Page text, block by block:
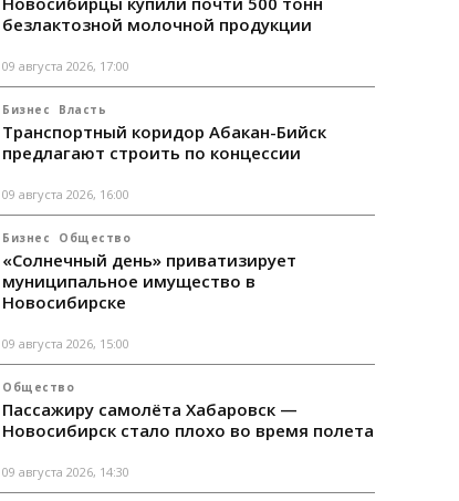
безлактозной молочной продукции
09 августа 2026, 17:00
Бизнес Власть
Транспортный коридор Абакан-Бийск
предлагают строить по концессии
09 августа 2026, 16:00
Бизнес Общество
«Солнечный день» приватизирует
муниципальное имущество в
Новосибирске
09 августа 2026, 15:00
Общество
Пассажиру самолёта Хабаровск —
Новосибирск стало плохо во время полета
09 августа 2026, 14:30